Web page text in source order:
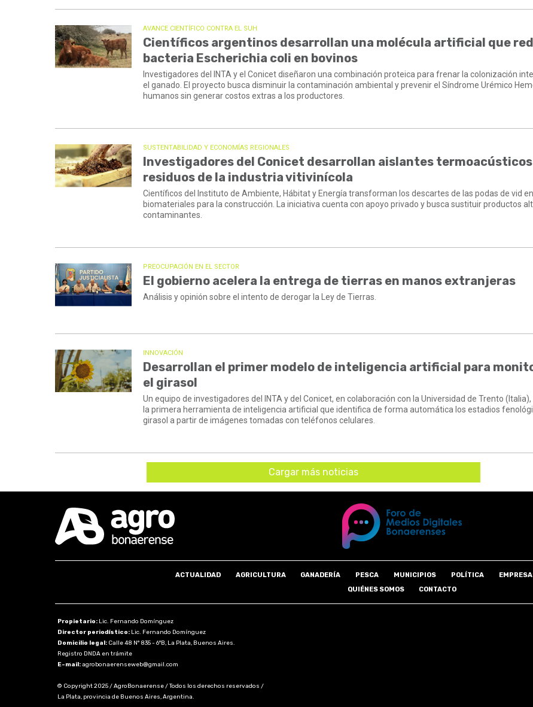
AVANCE CIENTÍFICO CONTRA EL SUH
Científicos argentinos desarrollan una molécula artificial que
bacteria Escherichia coli en bovinos
Investigadores del INTA y el Conicet diseñaron una combinación proteica para frenar la colonización
el ganado. El proyecto busca disminuir la contaminación ambiental y prevenir el Síndrome Urémico
humanos sin generar costos extras a los productores.
SUSTENTABILIDAD Y ECONOMÍAS REGIONALES
Investigadores del Conicet desarrollan aislantes
residuos de la industria vitivinícola
Científicos del Instituto de Ambiente, Hábitat y Energía transforman los descartes de las podas de vid en
biomateriales para la construcción. La iniciativa cuenta con apoyo privado y busca sustituir productos
contaminantes.
PREOCUPACIÓN EN EL SECTOR
El gobierno acelera la entrega de tierras en manos extranjeras
Análisis y opinión sobre el intento de derogar la Ley de Tierras.
INNOVACIÓN
Desarrollan el primer modelo de inteligencia artificial para
el girasol
Un equipo de investigadores del INTA y del Conicet, en colaboración con la Universidad de Trento
la primera herramienta de inteligencia artificial que identifica de forma automática los estadios
girasol a partir de imágenes tomadas con teléfonos celulares.
Cargar más noticias
ACTUALIDAD AGRICULTURA GANADERÍA PESCA MUNICIPIOS POLÍTICA
QUIÉNES SOMOS
CONTACTO
Propietario: Lic. Fernando Domínguez
Director periodístico: Lic. Fernando Domínguez
Domicilio legal: Calle 48 N° 835 - 6°B, La Plata, Buenos Aires.
Registro DNDA en trámite
E-mail:agrobonaerenseweb@gmail.com
© Copyright 2025 / AgroBonaerense / Todos los derechos reservados /
La Plata, provincia de Buenos Aires, Argentina.